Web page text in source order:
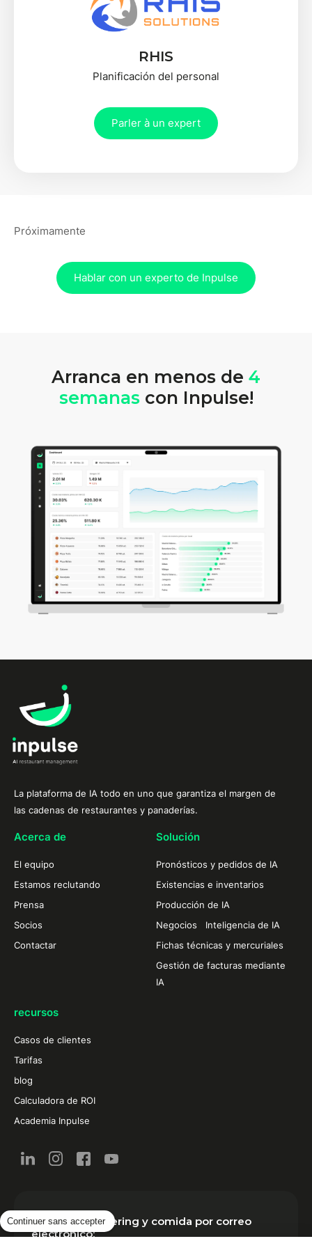
Continuer sans accepter
RHIS
Planificación del personal
Parler à un expert
Próximamente
Hablar con un experto de Inpulse
Arranca en menos de 4
semanascon Inpulse!
La plataforma de IA todo en uno que garantiza el margen de
las cadenas de restaurantes y panaderías.
Acerca de
El equipo
Estamos reclutando
Prensa
Socios
Contactar
Solución
Pronósticos y pedidos de IA
Existencias e inventarios
Producción de IA
Negocios Inteligencia de IA
Fichas técnicas y mercuriales
Gestión de facturas mediante
IA
recursos
Casos de clientes
Tarifas
blog
Calculadora de ROI
Academia Inpulse
Noticias de catering y comida por correo
electrónico: